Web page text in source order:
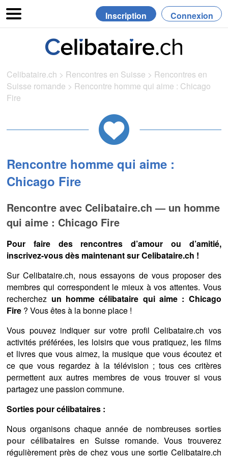
Inscription Connexion
Celibataire.ch > Rencontres en Suisse > Rencontres en
Suisse romande > Rencontre homme qui aime : Chicago
Fire
Rencontre homme qui aime :
Chicago Fire
Rencontre avec Celibataire.ch — un homme
qui aime : Chicago Fire
Pour faire des rencontres d’amour ou d’amitié,
inscrivez-vous dès maintenant sur Celibataire.ch !
Sur Celibataire.ch, nous essayons de vous proposer des
membres qui correspondent le mieux à vos attentes. Vous
recherchez un homme célibataire qui aime : Chicago
Fire ? Vous êtes à la bonne place !
Vous pouvez indiquer sur votre profil Celibataire.ch vos
activités préférées, les loisirs que vous pratiquez, les films
et livres que vous aimez, la musique que vous écoutez et
ce que vous regardez à la télévision ; tous ces critères
permettent aux autres membres de vous trouver si vous
partagez une passion commune.
Sorties pour célibataires :
Nous organisons chaque année de nombreuses sorties
pour célibatairesen Suisse romande. Vous trouverez
régulièrement près de chez vous une sortie Celibataire.ch